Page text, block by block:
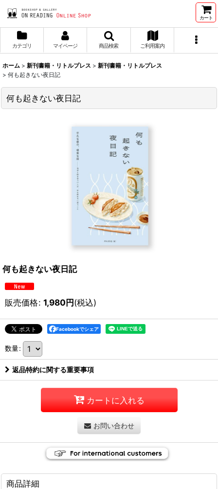
カート
カテゴリ マイページ 商品検索 ご利用案内
ホーム > 新刊書籍・リトルプレス > 新刊書籍・リトルプレス
> 何も起きない夜日記
何も起きない夜日記
何も起きない夜日記
販売価格: 1,980円(税込)
Facebookでシェア
数量:
返品特約に関する重要事項
カートに入れる
お問い合わせ
商品詳細